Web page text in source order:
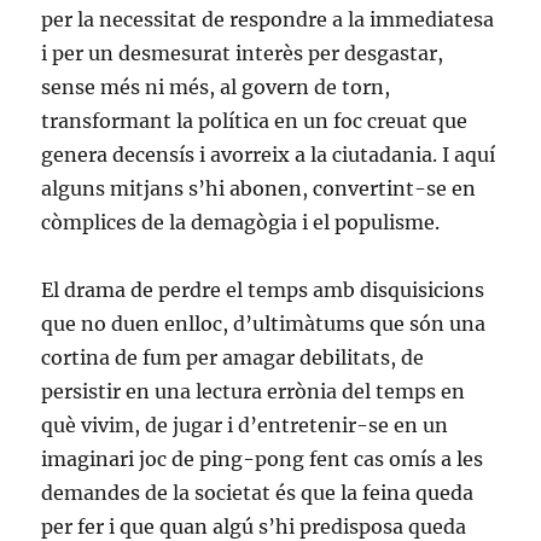
per la necessitat de respondre a la immediatesa
i per un desmesurat interès per desgastar,
sense més ni més, al govern de torn,
transformant la política en un foc creuat que
genera decensís i avorreix a la ciutadania. I aquí
alguns mitjans s’hi abonen, convertint-se en
còmplices de la demagògia i el populisme.
El drama de perdre el temps amb disquisicions
que no duen enlloc, d’ultimàtums que són una
cortina de fum per amagar debilitats, de
persistir en una lectura errònia del temps en
què vivim, de jugar i d’entretenir-se en un
imaginari joc de ping-pong fent cas omís a les
demandes de la societat és que la feina queda
per fer i que quan algú s’hi predisposa queda